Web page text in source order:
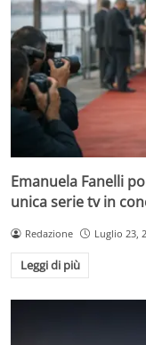
Emanuela Fanelli
unica serie tv in
Redazione Luglio 23,
Leggi di più